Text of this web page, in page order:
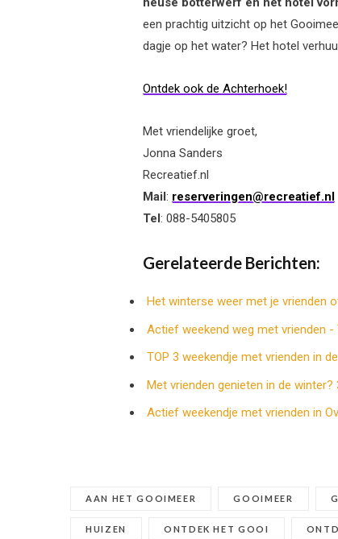
een prachtig uitzicht op het
dagje op het water? Het hotel
Ontdek ook de Achterhoek!
Met vriendelijke groet,
Jonna Sanders
Recreatief.nl
Mail : reserveringen@recreatief.nl
Tel : 088-5405805
Gerelateerde Berichten:
Het winterse weer met je vrienden
Actief weekend weg met vrienden -
TOP 3 weekendje met vrienden in
Met vrienden genieten in de winter?
Actief weekendje met vrienden in
AAN HET GOOIMEER GOOIMEER
HUIZEN ONTDEK HET GOOI